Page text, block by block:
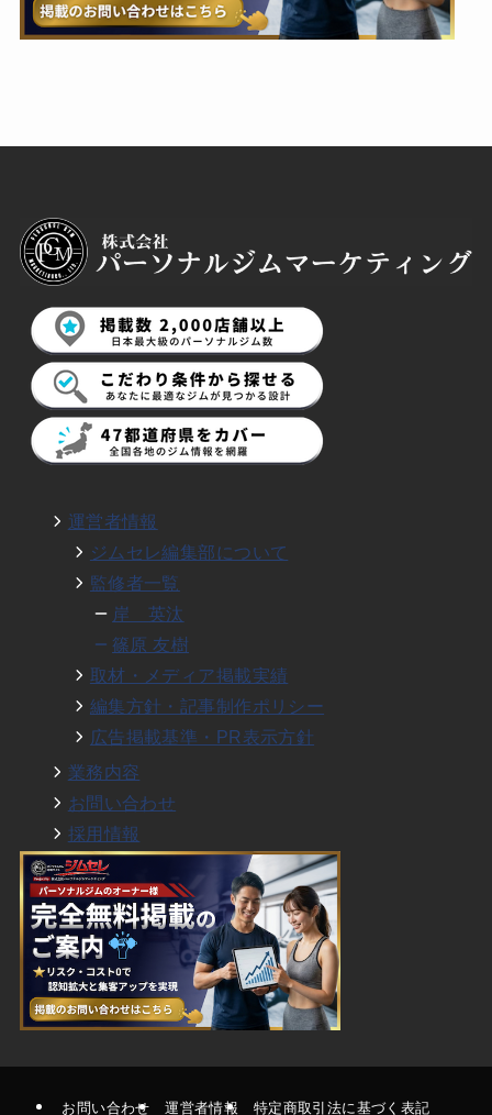
運営者情報
ジムセレ編集部について
監修者一覧
岸 英汰
篠原 友樹
取材・メディア掲載実績
編集方針・記事制作ポリシー
広告掲載基準・PR表示方針
業務内容
お問い合わせ
採用情報
お問い合わせ 運営者情報 特定商取引法に基づく表記